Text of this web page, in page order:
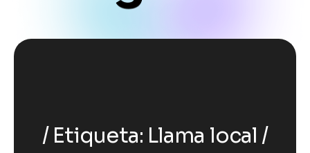
Etiqueta: Llama local